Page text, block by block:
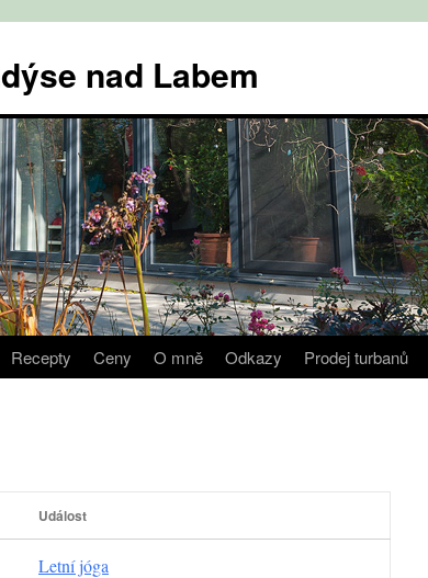
nad Labem
Recepty Ceny O mně Odkazy Prodej turbanů
Událost
Letní jóga